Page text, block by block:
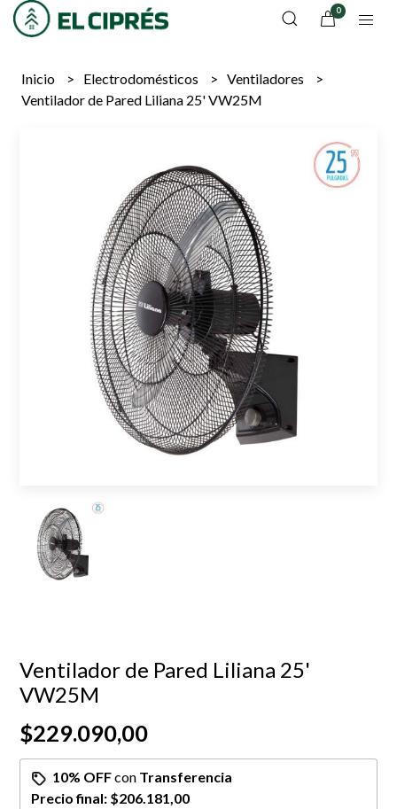
0
Inicio Electrodomésticos
Ventiladores
Ventilador de Pared Liliana 25' VW25M
Ventilador de Pared Liliana 25'
VW25M
$229.090,00
10% OFFcon Transferencia
Precio final: $206.181,00